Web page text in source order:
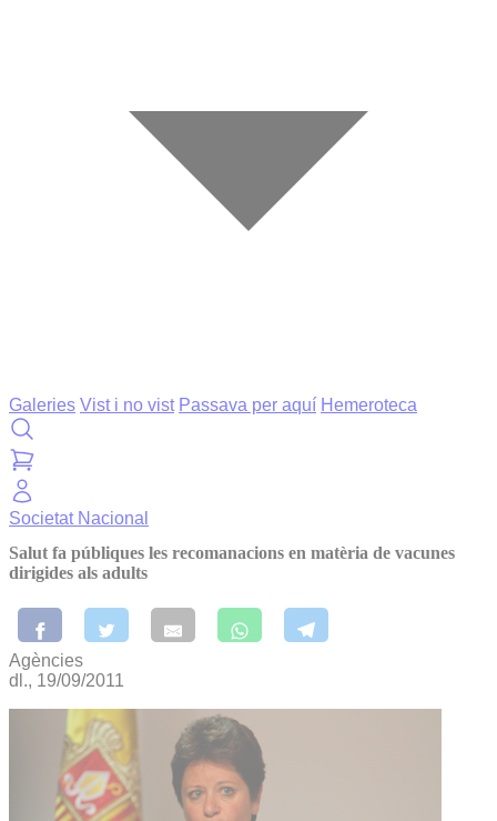
Galeries Vist i no vist Passava per aquí Hemeroteca
Societat Nacional
Salut fa públiques les recomanacions en matèria de vacunes
dirigides als adults
Agències
dl., 19/09/2011